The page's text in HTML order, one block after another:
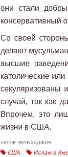
они стали
консервативный
Со своей
делают
высшие
католические
секуляризованы
случай, так как
Впрочем, это
жизни в США.
АВТОР: ЯКУБ ХАДЖИЧ
США Ислам в